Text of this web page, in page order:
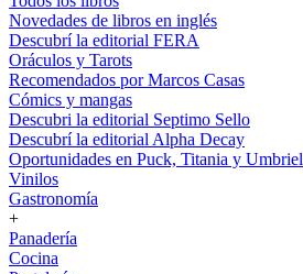
Novedades de libros en inglés
Descubrí la editorial FERA
Oráculos y Tarots
Recomendados por Marcos Casas
Cómics y mangas
Descubri la editorial Septimo Sello
Descubrí la editorial Alpha Decay
Oportunidades en Puck, Titania y Umbriel
Vinilos
Gastronomía
+
Panadería
Cocina